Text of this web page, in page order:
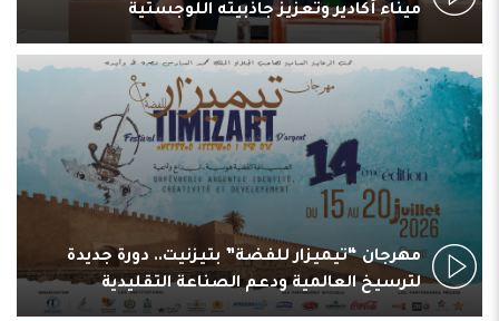
ميناء أكادير وتعزيز جاذبيته اللوجستية
مهرجان “تيميزار للفضة” بتيزنيت.. دورة جديدة
لترسيخ العالمية ودعم الصناعة التقليدية